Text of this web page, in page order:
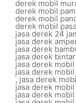
derek mobil
derek mobil
derek mobil
derek mobil
jasa derek 24
jasa derek
jasa derek
jasa derek
jasa derek
jasa derek
, jasa derek
jasa derek
jasa derek